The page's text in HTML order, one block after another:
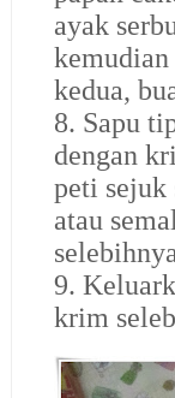
ayak
kemudian
kedua,
8. Sapu
dengan
peti sejuk
atau
9.
krim